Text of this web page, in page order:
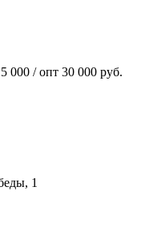
000 / опт 30 000 руб.
1